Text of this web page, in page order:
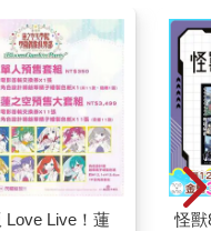
Love Live！蓮
怪獸